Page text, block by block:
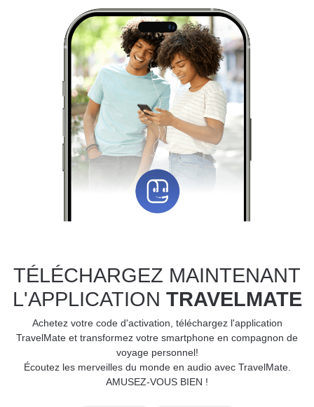
TÉLÉCHARGEZ MAINTENANT
L'APPLICATION TRAVELMATE
Achetez votre code d'activation, téléchargez l'application
TravelMate et transformez votre smartphone en compagnon de
voyage personnel!
Écoutez les merveilles du monde en audio avec TravelMate.
AMUSEZ-VOUS BIEN !